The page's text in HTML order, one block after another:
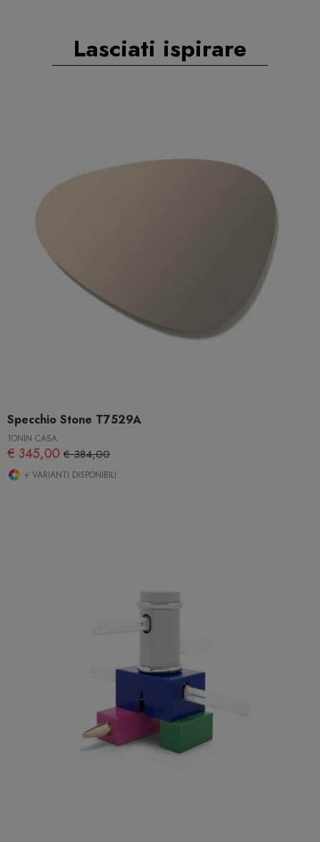
Lasciati ispirare
Specchio Stone T7529A
TONIN CASA
€ 345,00 € 384,00
+ VARIANTI DISPONIBILI